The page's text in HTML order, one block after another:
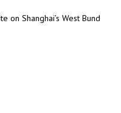
on Shanghai’s West Bund